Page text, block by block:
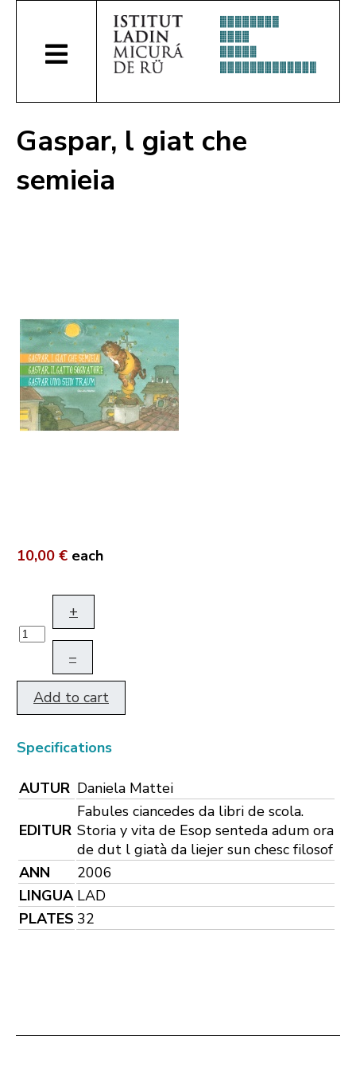
Gaspar, l giat che
semieia
10,00 € each
+
–
Add to cart
Specifications
AUTUR Daniela Mattei
EDITUR
Fabules ciancedes da libri de scola.
Storia y vita de Esop senteda adum ora
de dut l giatà da liejer sun chesc filosof
ANN
2006
LINGUA LAD
PLATES 32